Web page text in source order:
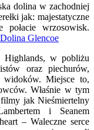
dolina w zachodniej
jak: majestatyczne
połacie wrzosowisk.
Highlands, w pobliżu
oraz piechurów,
widoków. Miejsce to,
Właśnie w tym
filmy jak Nieśmiertelny
i Seanem
– Waleczne serce